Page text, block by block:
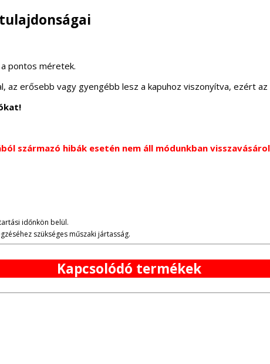
pontos méretek.
az erősebb vagy gyengébb lesz a kapuhoz viszonyítva, ezért
származó hibák esetén nem áll módunkban
időnkön belül.
szükséges műszaki jártasság.
Kapcsolódó termékek